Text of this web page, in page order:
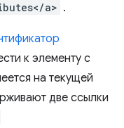
a> .
к элементу с
на текущей
две ссылки